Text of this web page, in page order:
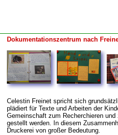
Dokumentationszentrum nach
Celestin Freinet spricht sich
plädiert für Texte und Arbeiten der
Gemeinschaft zum Recherchieren
gestellt werden. In diesem
Druckerei von großer Bedeutung.